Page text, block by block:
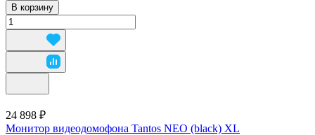
В корзину
24 898 ₽
Монитор видеодомофона Tantos NEO (black) XL